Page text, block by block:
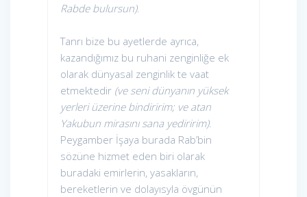
Rabde bulursun).
Tanrı bize bu ayetlerde ayrıca,
kazandığımız bu ruhani zenginliğe ek
olarak dünyasal zenginlik te vaat
etmektedir (ve seni dünyanın yüksek
yerleri üzerine bindiririm; ve atan
Yakubun mirasını sana yediririm).
Peygamber İşaya burada Rab’bin
sözüne hizmet eden biri olarak
buradaki emirlerin, yasakların,
bereketlerin ve dolayısyla övgünün